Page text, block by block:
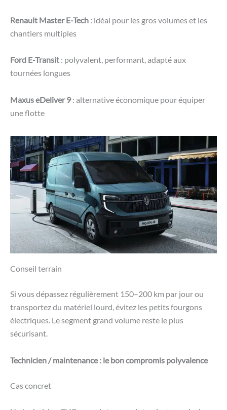
Renault Master E-Tech : idéal pour les gros volumes et les
chantiers multiples
Ford E-Transit : polyvalent, performant, adapté aux
tournées longues
Maxus eDeliver 9: alternative économique pour équiper
une flotte
Conseil terrain
Si vous dépassez régulièrement 150–200 km par jour ou
transportez du matériel lourd, évitez les petits fourgons
électriques. Le segment grand volume reste le plus
sécurisant.
Technicien / maintenance : le bon compromis polyvalence
Cas concret